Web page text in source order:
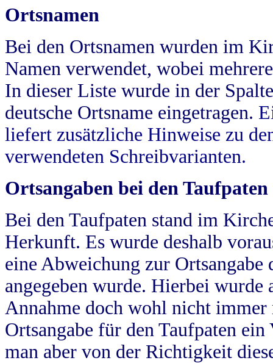
Ortsnamen
Bei den Ortsnamen wurden im
Namen verwendet, wobei
In dieser Liste wurde in der
deutsche Ortsname eingetragen.
liefert zusätzliche Hinweise zu
verwendeten Schreibvarianten.
Ortsangaben bei den Taufpaten
Bei den Taufpaten stand im
Herkunft. Es wurde deshalb
eine Abweichung zur
angegeben wurde. Hierbei wurde
Annahme doch wohl nicht
Ortsangabe für den Taufpaten
man aber von der Richtigkeit